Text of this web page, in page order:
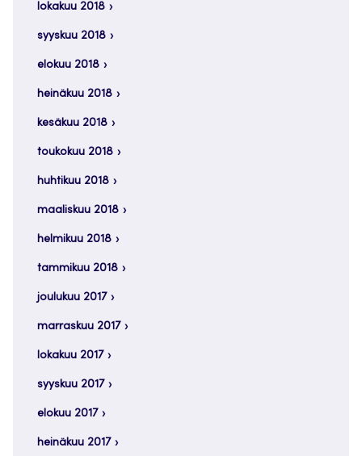
lokakuu 2018
syyskuu 2018
elokuu 2018
heinäkuu 2018
kesäkuu 2018
toukokuu 2018
huhtikuu 2018
maaliskuu 2018
helmikuu 2018
tammikuu 2018
joulukuu 2017
marraskuu 2017
lokakuu 2017
syyskuu 2017
elokuu 2017
heinäkuu 2017